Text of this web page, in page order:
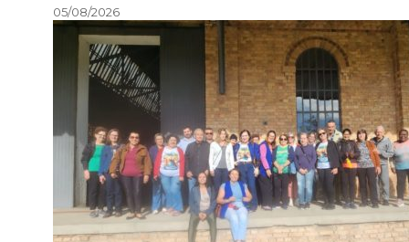
05/08/2026